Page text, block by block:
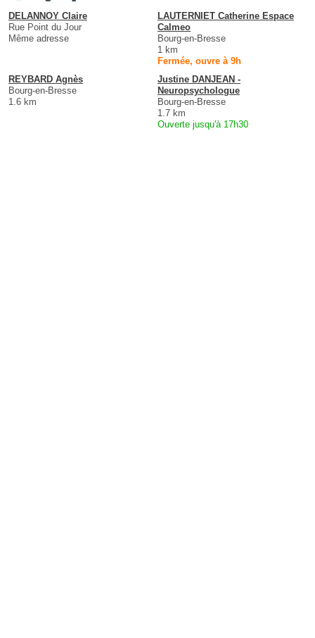
DELANNOY Claire
Rue Point du Jour
Même adresse
LAUTERNIET Catherine Espace
Calmeo
Bourg-en-Bresse
1 km
Fermée, ouvre à 9h
REYBARD Agnès
Bourg-en-Bresse
1.6 km
Justine DANJEAN -
Neuropsychologue
Bourg-en-Bresse
1.7 km
Ouverte jusqu'à 17h30